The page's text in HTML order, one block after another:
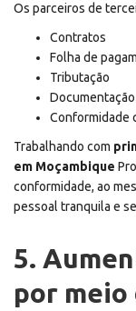
Os parceiros de
Contratos
Folha de
Tributação
Conformidade
Trabalhando com
em Moçambique
conformidade, ao
pessoal tranquila e
5.
por meio